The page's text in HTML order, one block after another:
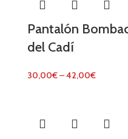
Pantalón
del Cadí
30,00€–42,00€